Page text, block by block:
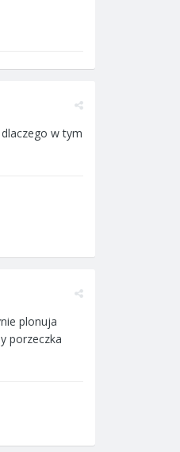
w tym
plonuja
porzeczka